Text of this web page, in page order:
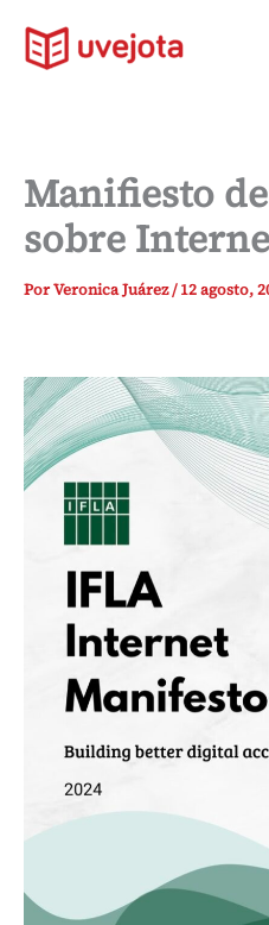
contenido
Manifiesto
sobre
PorVeronica Juárez/12 agosto,